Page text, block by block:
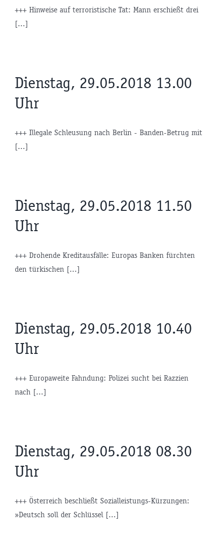
+++ Hinweise auf terroristische Tat: Mann erschießt drei
[...]
Dienstag, 29.05.2018 13.00
Uhr
+++ Illegale Schleusung nach Berlin - Banden-Betrug mit
[...]
Dienstag, 29.05.2018 11.50
Uhr
+++ Drohende Kreditausfälle: Europas Banken fürchten
den türkischen [...]
Dienstag, 29.05.2018 10.40
Uhr
+++ Europaweite Fahndung: Polizei sucht bei Razzien
nach [...]
Dienstag, 29.05.2018 08.30
Uhr
+++ Österreich beschließt Sozialleistungs-Kürzungen:
»Deutsch soll der Schlüssel [...]